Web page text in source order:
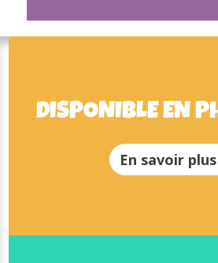
DISPONIBLE EN
En savoir plus
DISPONIBLE EN
En savoir